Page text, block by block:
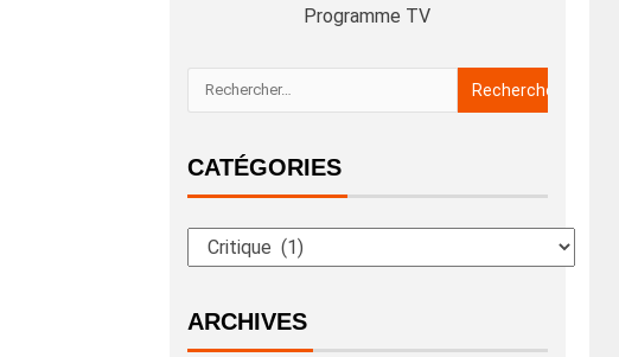
Programme TV
CATÉGORIES
ARCHIVES